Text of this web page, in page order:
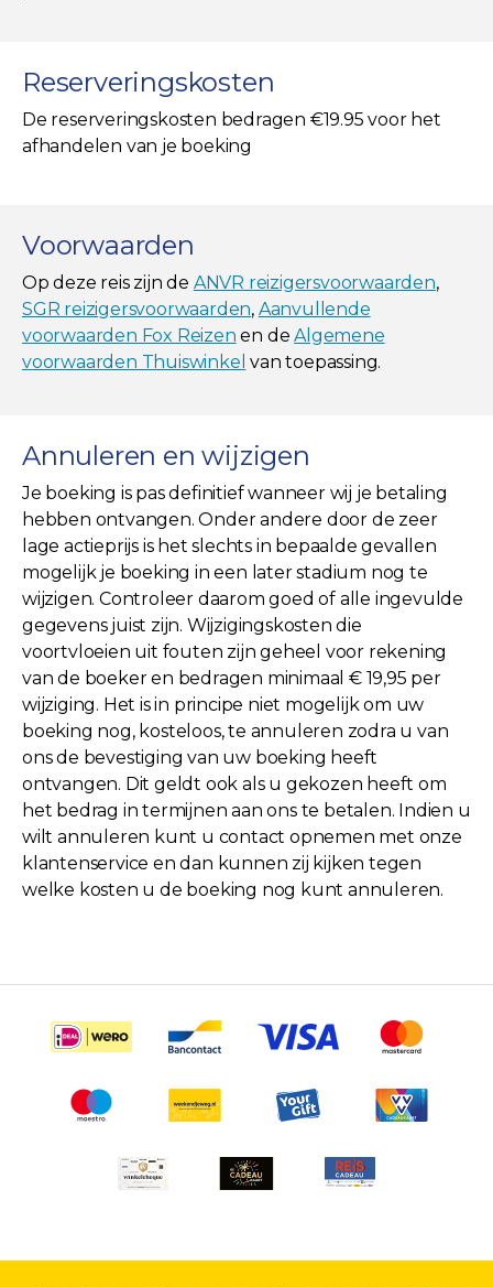
Reserveringskosten
De reserveringskosten bedragen €19.95 voor het
afhandelen van je boeking
Voorwaarden
Op deze reis zijn de ANVR reizigersvoorwaarden,
SGR reizigersvoorwaarden, Aanvullende
voorwaarden Fox Reizen en deAlgemene
voorwaarden Thuiswinkel van toepassing.
Annuleren en wijzigen
Je boeking is pas definitief wanneer wij je betaling
hebben ontvangen. Onder andere door de zeer
lage actieprijs is het slechts in bepaalde gevallen
mogelijk je boeking in een later stadium nog te
wijzigen. Controleer daarom goed of alle ingevulde
gegevens juist zijn. Wijzigingskosten die
voortvloeien uit fouten zijn geheel voor rekening
van de boeker en bedragen minimaal € 19,95 per
wijziging. Het is in principe niet mogelijk om uw
boeking nog, kosteloos, te annuleren zodra u van
ons de bevestiging van uw boeking heeft
ontvangen. Dit geldt ook als u gekozen heeft om
het bedrag in termijnen aan ons te betalen. Indien u
wilt annuleren kunt u contact opnemen met onze
klantenservice en dan kunnen zij kijken tegen
welke kosten u de boeking nog kunt annuleren.